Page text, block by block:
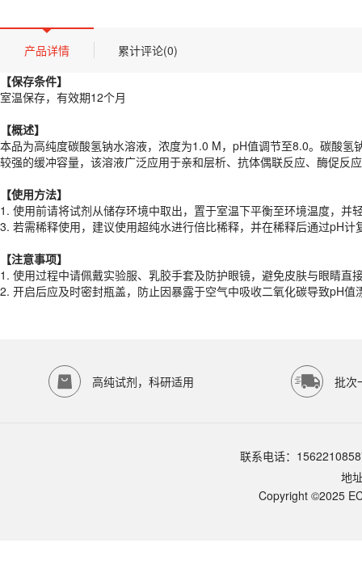
产品描述
【保存条件】
室温保存，有效期12个月
【概述】
【使用方法】
1.使用前请将试剂从储存环境中取出，置于室温下平衡至环境温度，并
3. 若需稀释使用，建议使用超纯水进行倍比稀释，并在稀释后通过pH
【注意事项】
1. 使用过程中请佩戴实验服、乳胶手套及防护眼镜，避免皮肤与眼睛直
2. 开启后应及时密封瓶盖，防止因暴露于空气中吸收二氧化碳导致pH
产品规格
货期
1-2天
规格
500mL
参照产品说明书中的保存条件。一般生物科研试剂建议在2-8℃或-
SCIENTIFIC常规库存产品一般1-3个工作日内发货。如遇缺
产品详情
累计评论(0)
【保存条件】
室温保存，有效期12个月
【概述】
本品为高纯度碳酸氢钠水溶液，浓度为1.0 M，pH值调节至8.0。碳酸
较强的缓冲容量，该溶液广泛应用于亲和层析、抗体偶联反应、酶促反
【使用方法】
1. 使用前请将试剂从储存环境中取出，置于室温下平衡至环境温度，并
3. 若需稀释使用，建议使用超纯水进行倍比稀释，并在稀释后通过pH
【注意事项】
1. 使用过程中请佩戴实验服、乳胶手套及防护眼镜，避免皮肤与眼睛直
2. 开启后应及时密封瓶盖，防止因暴露于空气中吸收二氧化碳导致pH
高纯试剂，科研适用 批次
联系电话：
地
Copyright ©2025